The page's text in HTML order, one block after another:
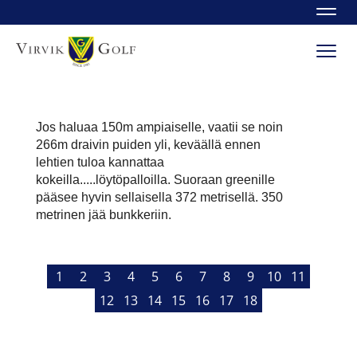
Jos haluaa 150m ampiaiselle, vaatii se noin
266m draivin puiden yli, keväällä ennen
lehtien tuloa kannattaa
kokeilla.....löytöpalloilla. Suoraan greenille
pääsee hyvin sellaisella 372 metrisellä. 350
metrinen jää bunkkeriin.
1 2 3 4 5 6 7 8 9 10 11
12 13 14 15 16 17 18